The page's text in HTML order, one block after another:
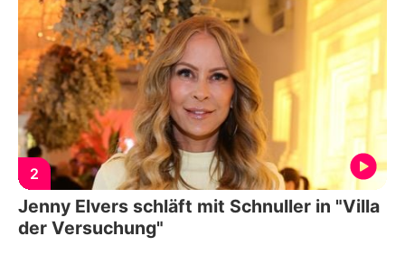
2
Jenny Elvers schläft mit Schnuller in "Villa
der Versuchung"